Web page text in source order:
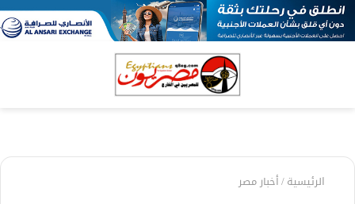
الرئيسية/أخبار مصر